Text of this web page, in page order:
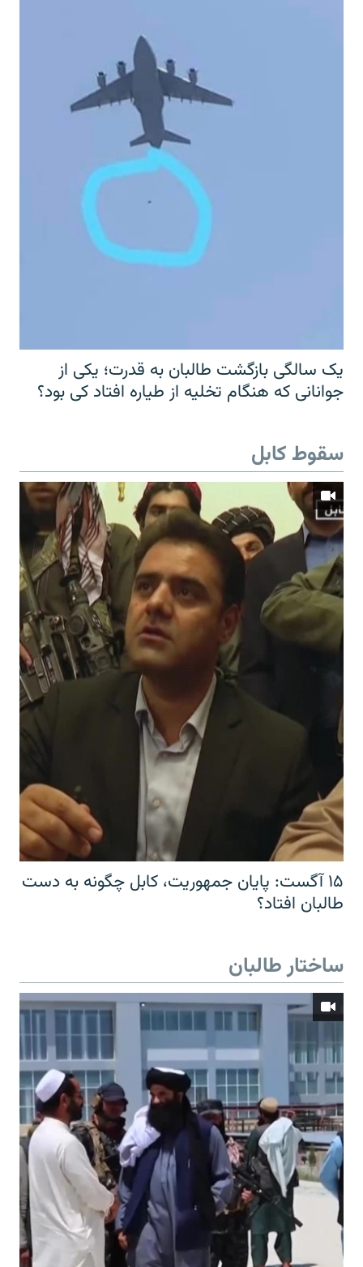
یک سالگی بازگشت طالبان به قدرت؛ یکی از
جوانانی که هنگام تخلیه از طیاره افتاد کی بود؟
سقوط کابل
۱۵ آگست: پایان جمهوریت، کابل چگونه به دست
طالبان افتاد؟
ساختار طالبان